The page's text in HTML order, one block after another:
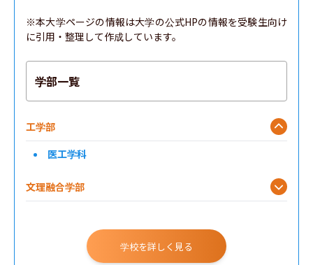
※本大学ページの情報は大学の公式HPの情報を受験生向け
に引用・整理して作成しています。
学部一覧
工学部
医工学科
文理融合学部
学校を詳しく見る